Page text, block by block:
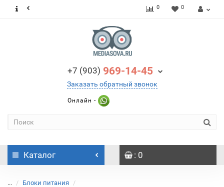
0 0
+7 (903) 969-14-45
Заказать обратный звонок
Онлайн -
Каталог : 0
... Блоки питания